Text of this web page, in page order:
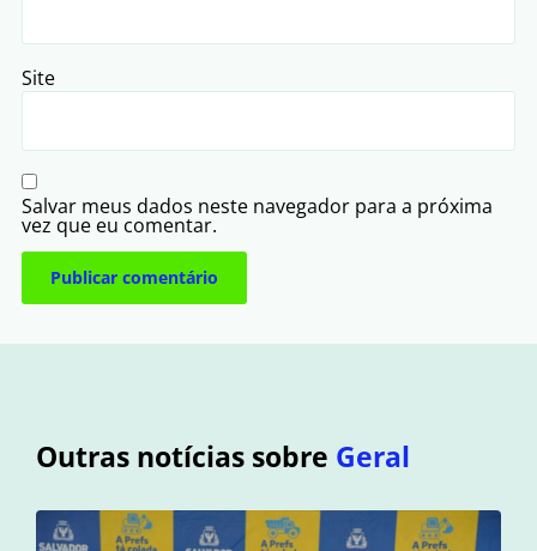
Site
Salvar meus dados neste navegador para a próxima
vez que eu comentar.
Outras notícias sobre Geral